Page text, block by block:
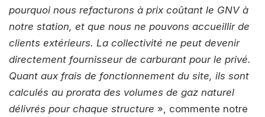
pourquoi nous refacturons à prix coûtant le GNV à
notre station, et que nous ne pouvons accueillir de
clients extérieurs. La collectivité ne peut devenir
directement fournisseur de carburant pour le privé.
Quant aux frais de fonctionnement du site, ils sont
calculés au prorata des volumes de gaz naturel
délivrés pour chaque structure », commente notre